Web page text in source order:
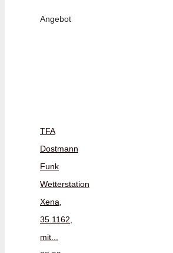
Angebot
TFA
Dostmann
Funk
Wetterstation
Xena,
35.1162,
mit...